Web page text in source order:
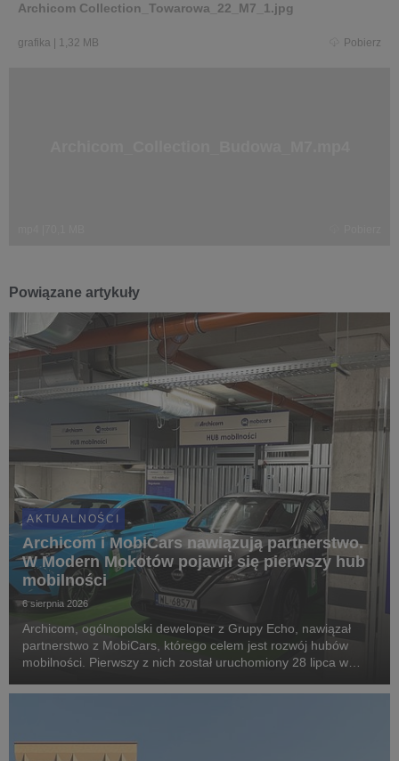
Archicom Collection_Towarowa_22_M7_1.jpg
grafika 1,32 MB Pobierz
Powiązane artykuły
AKTUALNOŚCI
Archicom i MobiCars nawiązują partnerstwo.
W Modern Mokotów pojawił się pierwszy hub
mobilności
6 sierpnia 2026
Archicom, ogólnopolski deweloper z Grupy Echo, nawiązał
partnerstwo z MobiCars, którego celem jest rozwój hubów
mobilności. Pierwszy z nich został uruchomiony 28 lipca w
mogą korzystać z samochodów dostępnych w mod...